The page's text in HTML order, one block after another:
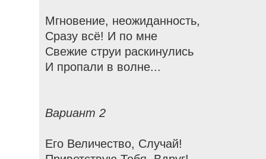
Мгновение, неожиданность,
Сразу всё! И по мне
Свежие струи раскинулись
И пропали в волне...
Вариант 2
Его Величество, Случай!